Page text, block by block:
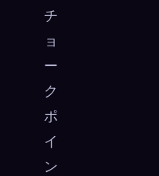
チ
ョ
ー
ク
ポ
イ
ン